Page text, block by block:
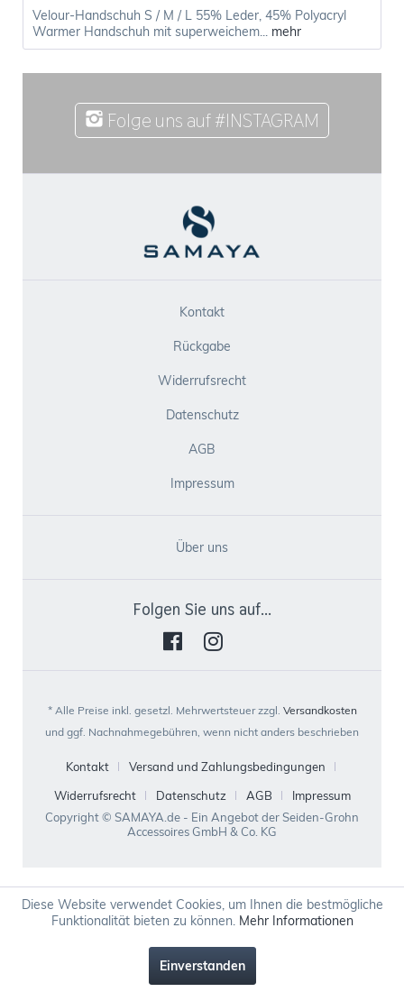
Velour-Handschuh S / M / L 55% Leder, 45% Polyacryl
Warmer Handschuh mit superweichem... mehr
Folge uns auf #INSTAGRAM
Kontakt
Rückgabe
Widerrufsrecht
Datenschutz
AGB
Impressum
Über uns
Folgen Sie uns auf...
* Alle Preise inkl. gesetzl. Mehrwertsteuer zzgl. Versandkosten
und ggf. Nachnahmegebühren, wenn nicht anders beschrieben
Kontakt
Versand und Zahlungsbedingungen
Widerrufsrecht
Datenschutz AGB
Impressum
Copyright © SAMAYA.de - Ein Angebot der Seiden-Grohn
Accessoires GmbH & Co. KG
Diese Website verwendet Cookies, um Ihnen die bestmögliche
Funktionalität bieten zu können. Mehr Informationen
Einverstanden